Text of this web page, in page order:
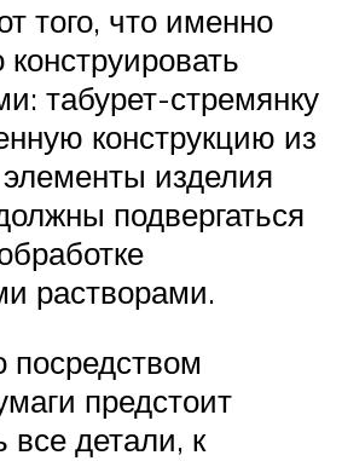
того, что именно
табурет-стремянку
конструкцию из
изделия
подвергаться
растворами.
посредством
предстоит
детали, к